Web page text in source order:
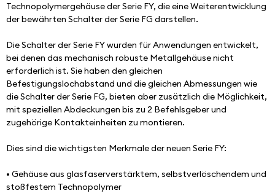
Technopolymergehäuse der Serie FY, die eine Weiterentwicklung
der bewährten Schalter der Serie FG darstellen.
Die Schalter der Serie FY wurden für Anwendungen entwickelt,
bei denen das mechanisch robuste Metallgehäuse nicht
erforderlich ist. Sie haben den gleichen
Befestigungslochabstand und die gleichen Abmessungen wie
die Schalter der Serie FG, bieten aber zusätzlich die Möglichkeit,
mit speziellen Abdeckungen bis zu 2 Befehlsgeber und
zugehörige Kontakteinheiten zu montieren.
Dies sind die wichtigsten Merkmale der neuen Serie FY:
• Gehäuse aus glasfaserverstärktem, selbstverlöschendem und
stoßfestem Technopolymer